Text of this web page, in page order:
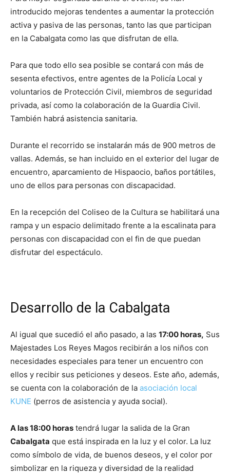
introducido mejoras tendentes a aumentar la protección
activa y pasiva de las personas, tanto las que participan
en la Cabalgata como las que disfrutan de ella.
Para que todo ello sea posible se contará con más de
sesenta efectivos, entre agentes de la Policía Local y
voluntarios de Protección Civil, miembros de seguridad
privada, así como la colaboración de la Guardia Civil.
También habrá asistencia sanitaria.
Durante el recorrido se instalarán más de 900 metros de
vallas. Además, se han incluido en el exterior del lugar de
encuentro, aparcamiento de Hispaocio, baños portátiles,
uno de ellos para personas con discapacidad.
En la recepción del Coliseo de la Cultura se habilitará una
rampa y un espacio delimitado frente a la escalinata para
personas con discapacidad con el fin de que puedan
disfrutar del espectáculo.
Desarrollo de la Cabalgata
Al igual que sucedió el año pasado, a las 17:00 horas, Sus
Majestades Los Reyes Magos recibirán a los niños con
necesidades especiales para tener un encuentro con
ellos y recibir sus peticiones y deseos. Este año, además,
se cuenta con la colaboración de la asociación local
KUNE (perros de asistencia y ayuda social).
A las 18:00 horas tendrá lugar la salida de la Gran
Cabalgata que está inspirada en la luz y el color. La luz
como símbolo de vida, de buenos deseos, y el color por
simbolizar en la riqueza y diversidad de la realidad